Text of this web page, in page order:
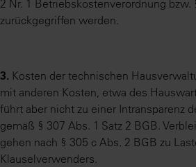
2 Nr. 1 Betriebskostenverordnung bzw.
zurückgegriffen werden.
3. Kosten der technischen
mit anderen Kosten, etwa des
führt aber nicht zu einer Intransparenz
gemäß § 307 Abs. 1 Satz 2 BGB.
gehen nach § 305 c Abs. 2 BGB zu
Klauselverwenders.